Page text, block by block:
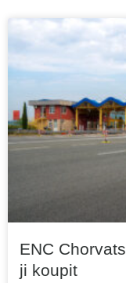
ENC
ji koupit